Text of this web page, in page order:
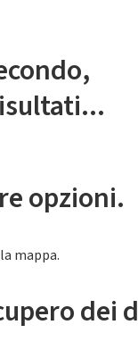
opzioni.
mappa.
dei